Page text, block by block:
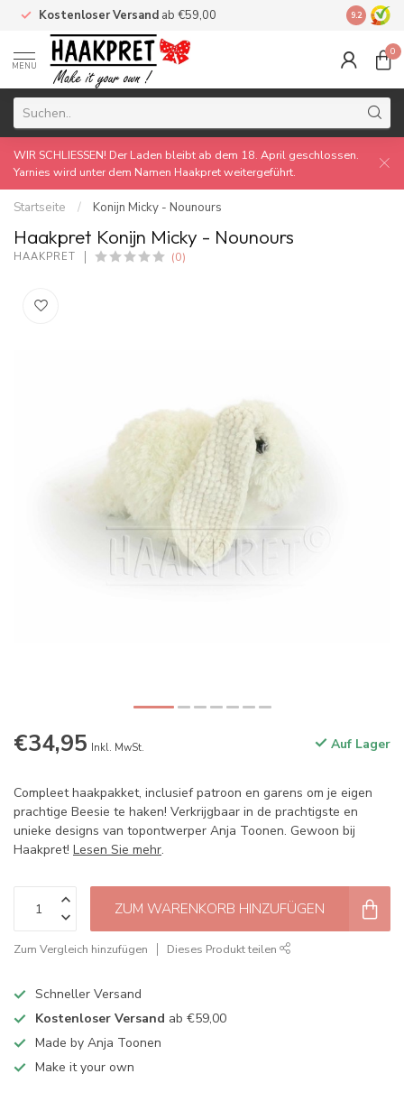
Kostenloser Versand ab €59,00 Made by
9.2
MENU
0
WIR SCHLIESSEN! Der Laden bleibt ab dem 18. April geschlossen.
Yarnies wird unter dem Namen Haakpret weitergeführt.
Startseite / Konijn Micky - Nounours
Haakpret Konijn Micky - Nounours
HAAKPRET (0)
€34,95 Inkl. MwSt. Auf Lager
Compleet haakpakket, inclusief patroon en garens om je eigen
prachtige Beesie te haken! Verkrijgbaar in de prachtigste en
unieke designs van topontwerper Anja Toonen. Gewoon bij
Haakpret! Lesen Sie mehr.
ZUM WARENKORB HINZUFÜGEN
Zum Vergleich hinzufügen Dieses Produkt teilen
Schneller Versand
Kostenloser Versand ab €59,00
Made by Anja Toonen
Make it your own